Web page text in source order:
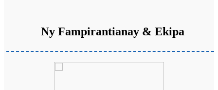
Ny Fampirantianay & Ekipa